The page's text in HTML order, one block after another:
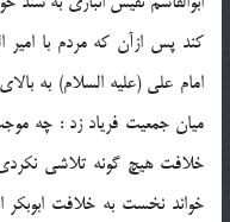
كند پس ازآن كه مردم با امير
امام علي (علیه السلام) به
ميان جمعيت فرياد زد : چه
خلافت هیچ گونه تلاشی
خواند نخست به خلافت